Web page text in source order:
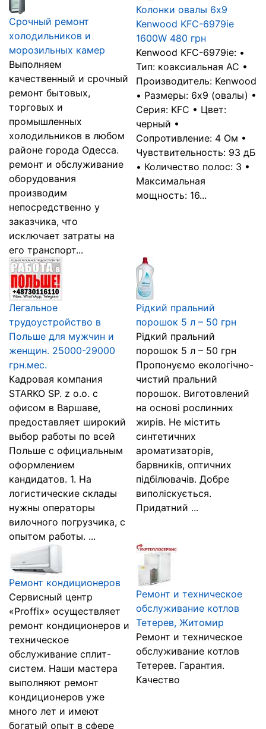
Срочный ремонт
холодильников и
морозильных камер
Выполняем
качественный и срочный
ремонт бытовых,
торговых и
промышленных
холодильников в любом
районе города Одесса.
ремонт и обслуживание
оборудования
производим
непосредственно у
заказчика, что
исключает затраты на
его транспорт...
Колонки овалы 6х9
Kenwood KFC-6979ie
1600W 480 грн
Kenwood KFC-6979ie: •
Тип: коаксиальная АС •
Производитель: Kenwood
• Размеры: 6х9 (овалы) •
Серия: KFC • Цвет:
черный •
Сопротивление: 4 Ом •
Чувствительность: 93 дБ
• Количество полос: 3 •
Максимальная
мощность: 16...
Легальное
трудоустройство в
Польше для мужчин и
женщин. 25000-29000
грн.мес.
Кaдровaя компaния
STARKO SP. z o.o. с
офисом в Вaршaве,
предостaвляет широкий
выбор рaботы по всей
Польше с официaльным
оформлением
кaндидaтов. 1. Нa
логистические склaды
нужны оперaторы
вилочного погрузчикa, с
опытом рaботы. ...
Рідкий пральний
порошок 5 л – 50 грн
Рідкий пральний
порошок 5 л – 50 грн
Пропонуємо екологічно-
чистий пральний
порошок. Виготовлений
на основі рослинних
жирів. Не містить
синтетичних
ароматизаторів,
барвників, оптичних
підбілювачів. Добре
виполіскується.
Придатний ...
Ремонт кондиционеров
Сервисный центр
«Proffix» осуществляет
ремонт кондиционеров и
техническое
обслуживание сплит-
систем. Наши мастера
выполняют ремонт
кондиционеров уже
много лет и имеют
богатый опыт в сфере
Ремонт и техническое
обслуживание котлов
Тетерев, Житомир
Ремонт и техническое
обслуживание котлов
Тетерев. Гарантия.
Качество